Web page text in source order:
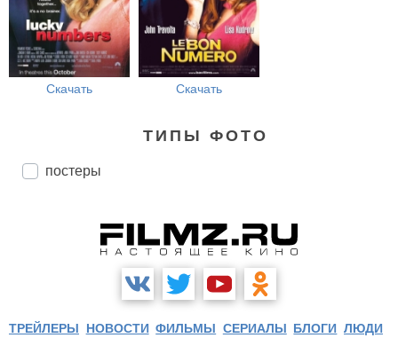
Скачать Скачать
ТИПЫ ФОТО
постеры
ТРЕЙЛЕРЫ НОВОСТИ ФИЛЬМЫ СЕРИАЛЫ БЛОГИ ЛЮДИ